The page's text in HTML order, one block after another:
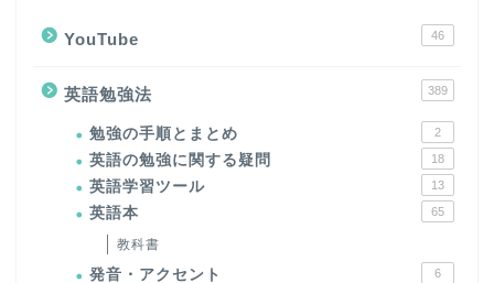
YouTube 46
英語勉強法 389
勉強の手順とまとめ 2
英語の勉強に関する疑問 18
英語学習ツール 13
英語本 65
教科書
発音・アクセント 6